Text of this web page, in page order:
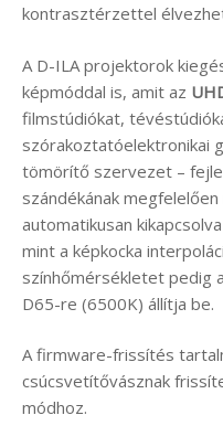
kontrasztérzettel
A D-ILA projektorok
képmóddal is, amit az
filmstúdiókat,
szórakoztatóelektronikai
tömörítő szervezet –
szándékának
automatikusan
mint a képkocka
színhőmérsékletet pedig
D65-re (6500K) állítja be.
A firmware-frissítés
csúcsvetítővásznak
módhoz.